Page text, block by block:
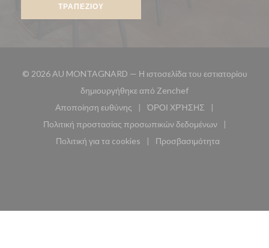
ΤΡΑΠΕΖΙΟΎ
© 2026 AU MONTAGNARD — Η ιστοσελίδα του εστιατορίου
δημιουργήθηκε από Zenchef((ανοίγει σε νέο
Αποποίηση ευθύνης
((ανοίγει σε νέο παράθυρο))
ΌΡΟΙ ΧΡΉΣΗΣ
((ανοίγει σε νέο
Πολιτική προστασίας προσωπικών δεδομένων
((ανοίγει σε νέο παράθυρο))
Πολιτική για τα cookies
((ανοίγει σε νέο παράθυρο))
Προσβασιμότητα
((ανοίγει σε νέο